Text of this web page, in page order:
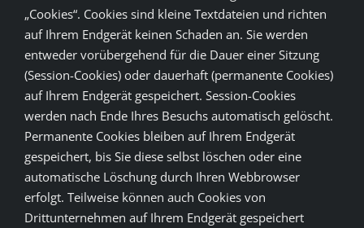
„Cookies“. Cookies sind kleine Textdateien und richten
auf Ihrem Endgerät keinen Schaden an. Sie werden
entweder vorübergehend für die Dauer einer Sitzung
(Session-Cookies) oder dauerhaft (permanente Cookies)
auf Ihrem Endgerät gespeichert. Session-Cookies
werden nach Ende Ihres Besuchs automatisch gelöscht.
Permanente Cookies bleiben auf Ihrem Endgerät
gespeichert, bis Sie diese selbst löschen oder eine
automatische Löschung durch Ihren Webbrowser
erfolgt. Teilweise können auch Cookies von
Drittunternehmen auf Ihrem Endgerät gespeichert